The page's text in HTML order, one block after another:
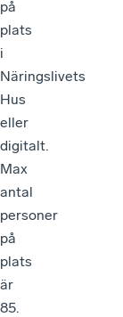
på
plats
i
Näringslivets
Hus
eller
digitalt.
Max
antal
personer
på
plats
är
85.